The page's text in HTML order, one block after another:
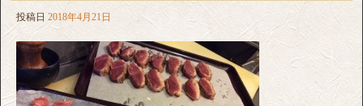
投稿日 2018年4月21日